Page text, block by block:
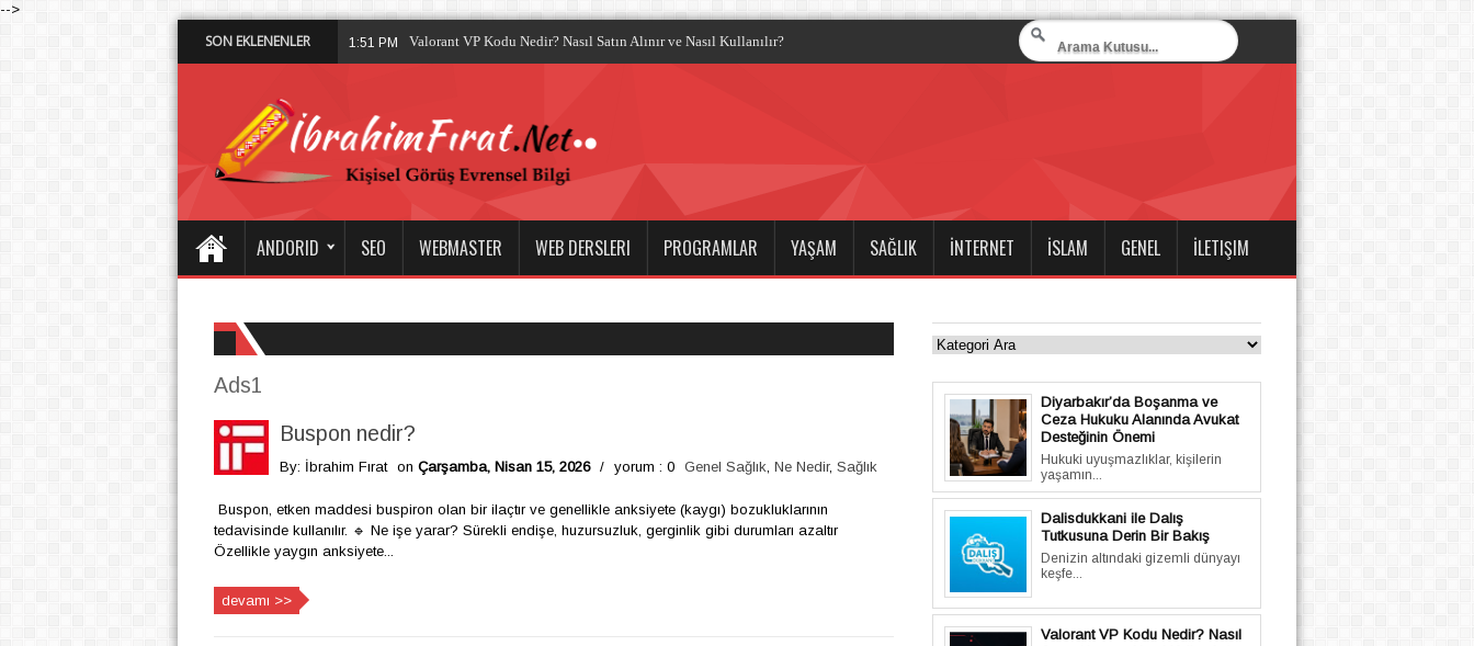
-->
SON EKLENENLER 1:51 PM Valorant VP Kodu Nedir? Nasıl Satın Alınır ve Nasıl Kullanılır?
ANDORID SEO WEBMASTER WEB DERSLERI PROGRAMLAR YAŞAM SAĞLIK İNTERNET İSLAM GENEL İLETIŞIM
Ads1
Buspon nedir?
By: İbrahim Fırat on Çarşamba, Nisan 15, 2026 / yorum : 0 Genel Sağlık Ne Nedir, Sağlık
Buspon, etken maddesi buspiron olan bir ilaçtır ve genellikle anksiyete (kaygı) bozukluklarının
tedavisinde kullanılır. 🔹 Ne işe yarar? Sürekli endişe, huzursuzluk, gerginlik gibi durumları azaltır
Özellikle yaygın anksiyete...
devamı >>
Diyarbakır’da Boşanma ve
Ceza Hukuku Alanında Avukat
Desteğinin Önemi
Hukuki uyuşmazlıklar, kişilerin
yaşamın...
Dalisdukkani ile Dalış
Tutkusuna Derin Bir Bakış
Denizin altındaki gizemli dünyayı
keşfe...
Valorant VP Kodu Nedir? Nasıl